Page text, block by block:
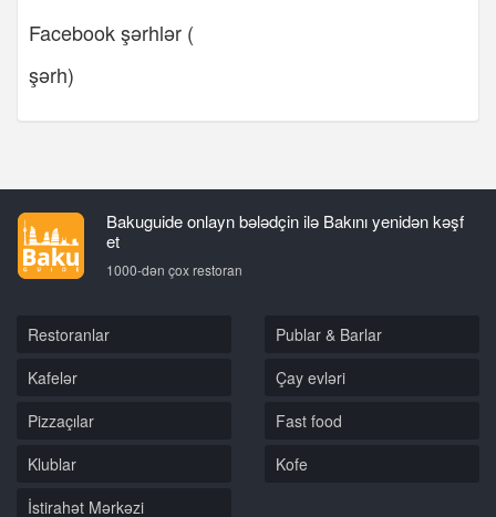
Facebook şərhlər (
şərh)
Bakuguide onlayn bələdçin ilə Bakını yenidən kəşf
et
1000-dən çox restoran
Restoranlar
Publar & Barlar
Kafelər
Çay evləri
Pizzaçılar
Fast food
Klublar
Kofe
İstirahət Mərkəzi